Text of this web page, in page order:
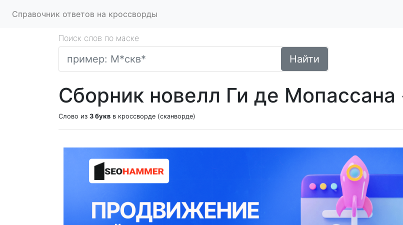
Справочник ответов на кроссворды
Поиск слов по маске
Найти
Сборник новелл Ги де Мопассана
Слово из 3 букв в кроссворде (сканворде)